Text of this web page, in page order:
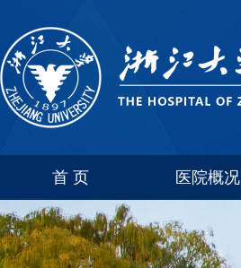
首 页 医院概况
联系方式